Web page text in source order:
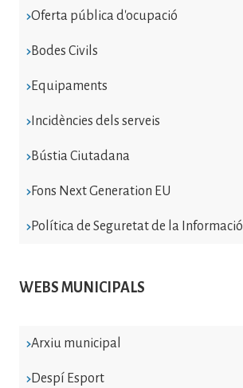
Oferta pública d'ocupació
Bodes Civils
Equipaments
Incidències dels serveis
Bústia Ciutadana
Fons Next Generation EU
Política de Seguretat de la Informació
WEBS MUNICIPALS
Arxiu municipal
Despí Esport